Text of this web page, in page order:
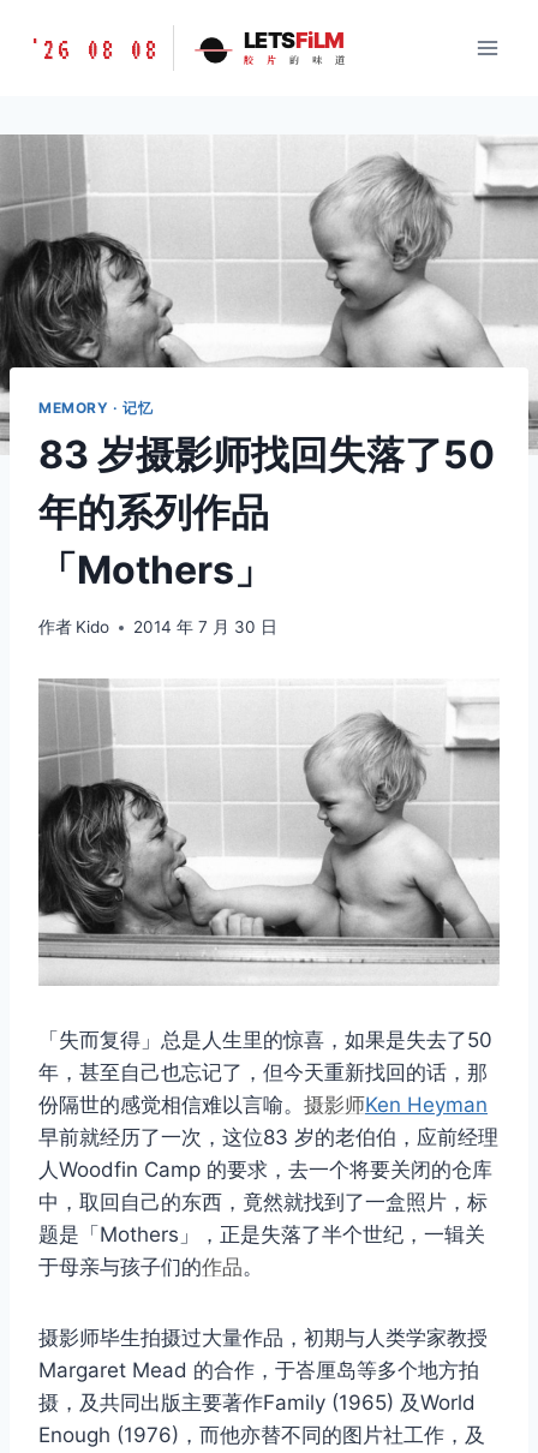
胶
味
LETSFILM
'26 08 08 LETSFiLM
胶 片 的 味 道
MEMORY · 记忆
83 岁摄影师找回失落了50
年的系列作品
「Mothers」
作者 Kido 2014 年 7 月 30 日
「失而复得」总是人生里的惊喜，如果是失去了50
年，甚至自己也忘记了，但今天重新找回的话，那
份隔世的感觉相信难以言喻。 摄影师Ken Heyman
早前就经历了一次，这位83 岁的老伯伯，应前经理
人Woodfin Camp 的要求，去一个将要关闭的仓库
中，取回自己的东西，竟然就找到了一盒照片，标
题是「Mothers」，正是失落了半个世纪，一辑关
于母亲与孩子们的作品。
摄影师毕生拍摄过大量作品，初期与人类学家教授
Margaret Mead 的合作，于峇厘岛等多个地方拍
摄，及共同出版主要著作Family (1965) 及World
Enough (1976)，而他亦替不同的图片社工作，及